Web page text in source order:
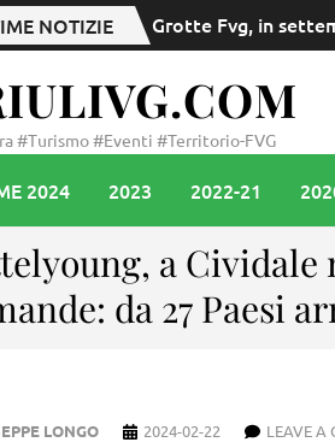
NOTIZIE Grotte Fvg, in
#Turismo #Eventi #Territorio-FVG
2024 2023 2022-21
a Cividale
da 27 Paesi
LONGO 2024-02-22 LEAVE A